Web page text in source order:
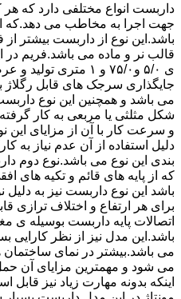
داربست انواع مختلفی دارد که
جهت اجرا به مخاطب می دهد.که
باشد.این نوع از داربست بیشتر
قالب نر و ماده می باشد.فریم در
ی ۵/۰ و۷۵/۰ و ۱ متری
جایگذاری سرجک های قابل رگلاژ
شکل مثلثی یا مربعی به کار
و سرعت کار با آن از مزایای
دلیل استفاده از آن عدم نیاز به
بندی این نوع می باشد.نوع دوم
که از پایه های قائم و تکیه های
باشد این نوع داربست نیز به
برای هر ارتفاع و اختلاف ترازی
اتصالات پایه داربست بوسیله ی
باشد.این مدل نیز از نظر کارایی
می باشد.بیشتر در نمای ساختمان
می شود و مهمترین مزایای آن
اینکه بدونه مهارت زیاد نیز